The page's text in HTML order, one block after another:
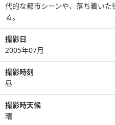
代的な都市シーンや、落ち着い
る。
撮影日
2005年07月
撮影時刻
昼
撮影時天候
晴